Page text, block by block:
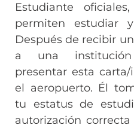
Estudiante
permiten estudiar
Después de recibir
a una institución
presentar esta
el aeropuerto. Él
tu estatus de
autorización